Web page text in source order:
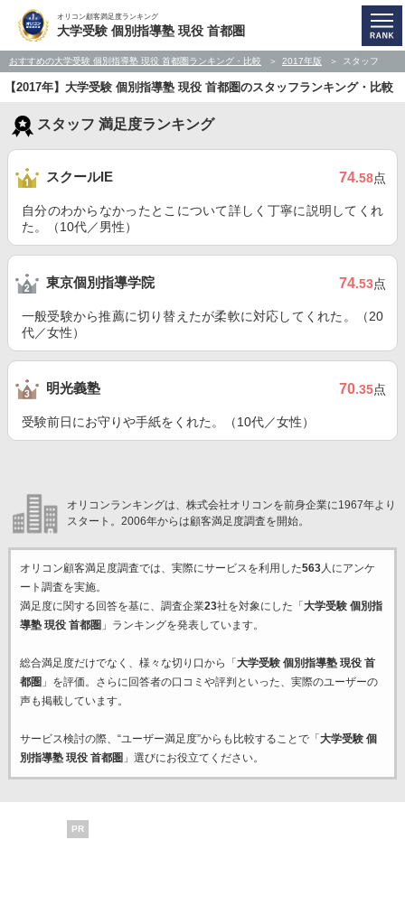
オリコン顧客満足度ランキング
大学受験 個別指導塾 現役 首都圏
おすすめの大学受験 個別指導塾 現役 首都圏ランキング・比較 2017年版 スタッフ
【2017年】大学受験 個別指導塾 現役 首都圏のスタッフランキング・比較
スタッフ 満足度ランキング
スクールIE 74.58点
自分のわからなかったとこについて詳しく丁寧に説明してくれ
た。（10代／男性）
東京個別指導学院 74.53点
一般受験から推薦に切り替えたが柔軟に対応してくれた。（20
代／女性）
明光義塾 70.35点
受験前日にお守りや手紙をくれた。（10代／女性）
オリコンランキングは、株式会社オリコンを前身企業に1967年より
スタート。2006年からは顧客満足度調査を開始。
オリコン顧客満足度調査では、実際にサービスを利用した563人にアンケ
ート調査を実施。
満足度に関する回答を基に、調査企業23社を対象にした「 大学受験 個別指
導塾 現役 首都圏 」ランキングを発表しています。
総合満足度だけでなく、様々な切り口から「 大学受験 個別指導塾 現役 首
都圏 」を評価。さらに回答者の口コミや評判といった、実際のユーザーの
声も掲載しています。
サービス検討の際、“ユーザー満足度”からも比較することで「 大学受験 個
別指導塾 現役 首都圏 」選びにお役立てください。
PR